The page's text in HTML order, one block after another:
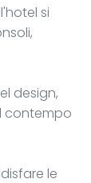
si
design,
contempo
le